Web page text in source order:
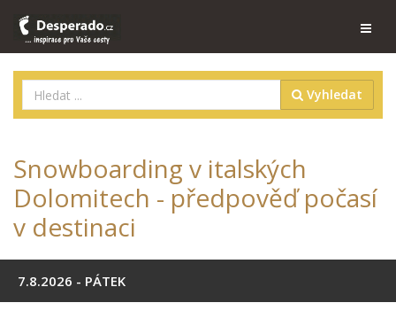
Vyhledat
Snowboarding v italských
Dolomitech - předpověď počasí
v destinaci
7.8.2026 - PÁTEK